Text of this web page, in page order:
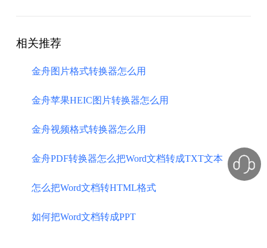
相关推荐
金舟图片格式转换器怎么用
金舟苹果HEIC图片转换器怎么用
金舟视频格式转换器怎么用
金舟PDF转换器怎么把Word文档转成TXT文本
怎么把Word文档转HTML格式
如何把Word文档转成PPT